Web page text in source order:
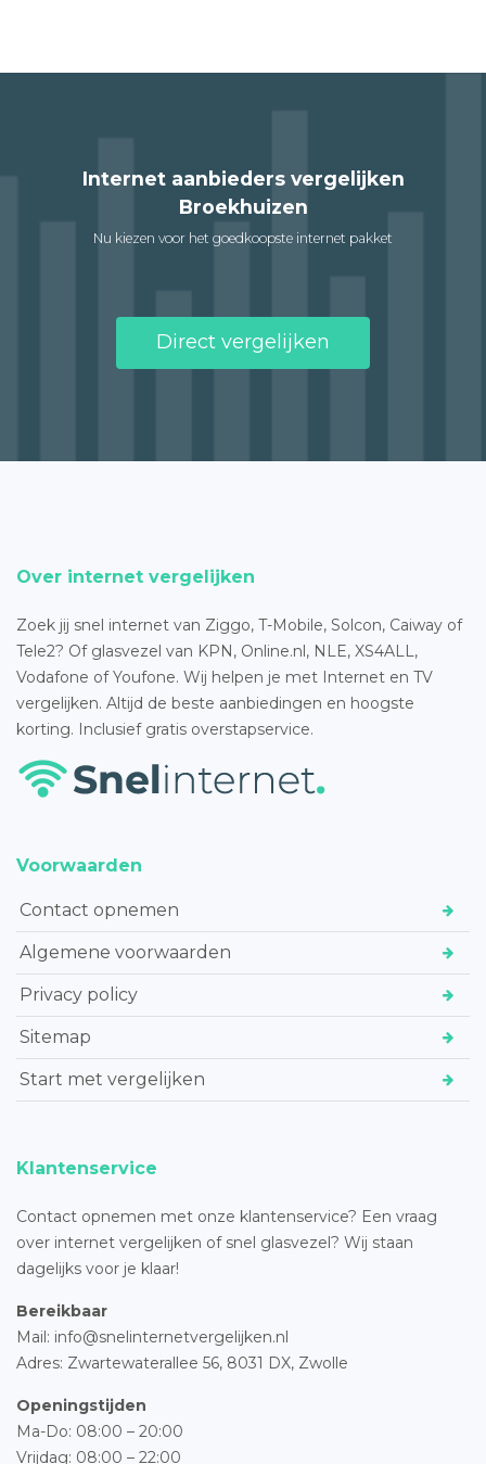
Internet aanbieders vergelijken
Broekhuizen
Nu kiezen voor het goedkoopste internet pakket
Direct vergelijken
Over internet vergelijken
Zoek jij snel internet van Ziggo, T-Mobile, Solcon, Caiway of
Tele2? Of glasvezel van KPN, Online.nl, NLE, XS4ALL,
Vodafone of Youfone. Wij helpen je met Internet en TV
vergelijken. Altijd de beste aanbiedingen en hoogste
korting. Inclusief gratis overstapservice.
Voorwaarden
Contact opnemen
Algemene voorwaarden
Privacy policy
Sitemap
Start met vergelijken
Klantenservice
Contact opnemen met onze klantenservice? Een vraag
over internet vergelijken of snel glasvezel? Wij staan
dagelijks voor je klaar!
Bereikbaar
Mail: info@snelinternetvergelijken.nl
Adres: Zwartewaterallee 56, 8031 DX, Zwolle
Openingstijden
Ma-Do: 08:00 – 20:00
Vrijdag: 08:00 – 22:00